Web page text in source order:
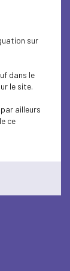
sur
dans le
le site.
ailleurs
ce